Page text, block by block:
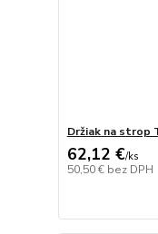
Držiak na strop
62,12 €/ks
50,50 € bez DPH